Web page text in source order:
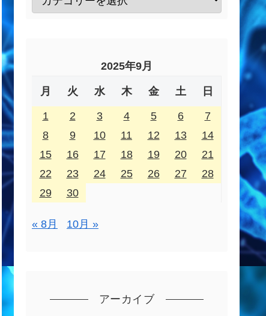
2025年9月
月 火 水 木 金 土 日
1 2 3 4 5 6
7
8
9 10 11 12 13
14
15
16 17 18 19 20
21
22
23 24 25 26 27
28
29
30
« 8月 10月 »
アーカイブ